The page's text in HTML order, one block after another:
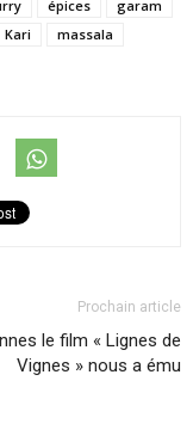
épices
garam
Kari
massala
Prochain article
le film « Lignes de
Vignes » nous a ému